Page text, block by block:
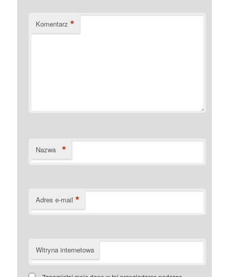
Komentarz *
Nazwa *
Adres e-mail *
Witryna internetowa